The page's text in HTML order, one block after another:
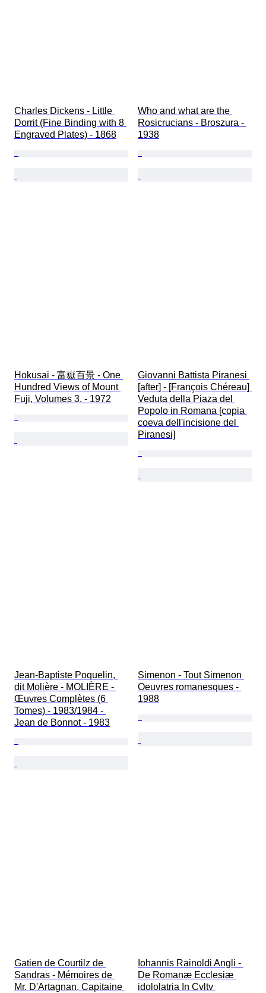
Charles Dickens - Little
Dorrit (Fine Binding with 8
Engraved Plates) - 1868
Who and what are the
Rosicrucians - Broszura -
1938
Hokusai - 富嶽百景 - One
Hundred Views of Mount
Fuji, Volumes 3. - 1972
Giovanni Battista Piranesi
[after] - [François Chéreau]
Veduta della Piaza del
Popolo in Romana [copia
coeva dell'incisione del
Piranesi]
Jean-Baptiste Poquelin,
dit Molière - MOLIÈRE -
Œuvres Complètes (6
Tomes) - 1983/1984 -
Jean de Bonnot - 1983
Simenon - Tout Simenon
Oeuvres romanesques -
1988
Gatien de Courtilz de
Sandras - Mémoires de
Mr. D'Artagnan, Capitaine
Iohannis Rainoldi Angli -
De Romanæ Ecclesiæ
idololatria In Cvltv